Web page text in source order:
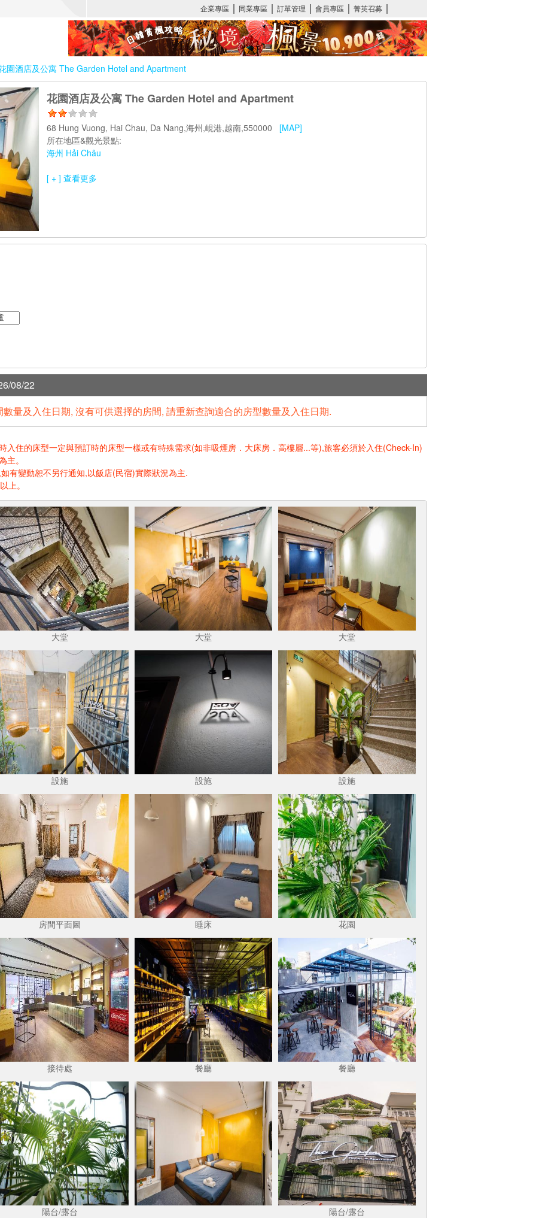
園酒店及公寓 The Garden Hotel and Apartment
花園酒店及公寓 The Garden Hotel and Apartment
68 Hung Vuong, Hai Chau, Da Nang,海州,峴港,越南,550000 [MAP]
所在地區&觀光景點:
海州 Hải Châu
[ + ] 查看更多
08/22
量及入住日期, 沒有可供選擇的房間, 請重新查詢適合的房型數量及入住日期.
入住的床型一定與預訂時的床型一樣或有特殊需求(如非吸煙房．大床房．高樓層...等),旅客必須於入住(Check-In)
主。
有變動恕不另行通知,以飯店(民宿)實際狀況為主.
上。
大堂 大堂 大堂
設施 設施 設施
房間平面圖 睡床 花園
接待處 餐廳 餐廳
陽台/露台 陽台/露台